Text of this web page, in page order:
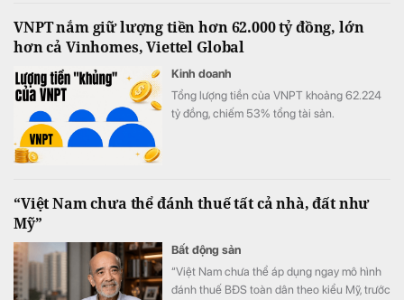
VNPT nắm giữ lượng tiền hơn 62.000 tỷ đồng, lớn
hơn cả Vinhomes, Viettel Global
Kinh doanh
Tổng lượng tiền của VNPT khoảng 62.224
tỷ đồng, chiếm 53% tổng tài sản.
“Việt Nam chưa thể đánh thuế tất cả nhà, đất như
Mỹ”
Bất động sản
“Việt Nam chưa thể áp dụng ngay mô hình
đánh thuế BĐS toàn dân theo kiểu Mỹ, trước